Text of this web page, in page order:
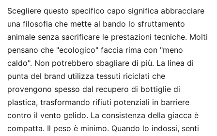
Scegliere questo specifico capo significa abbracciare
una filosofia che mette al bando lo sfruttamento
animale senza sacrificare le prestazioni tecniche. Molti
pensano che "ecologico" faccia rima con "meno
caldo". Non potrebbero sbagliare di più. La linea di
punta del brand utilizza tessuti riciclati che
provengono spesso dal recupero di bottiglie di
plastica, trasformando rifiuti potenziali in barriere
contro il vento gelido. La consistenza della giacca è
compatta. Il peso è minimo. Quando lo indossi, senti